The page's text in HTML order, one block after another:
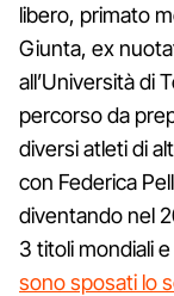
libero, primato
Giunta, ex
all’Università di
percorso da
diversi atleti di
con Federica
diventando nel
3 titoli mondiali
sono sposati lo